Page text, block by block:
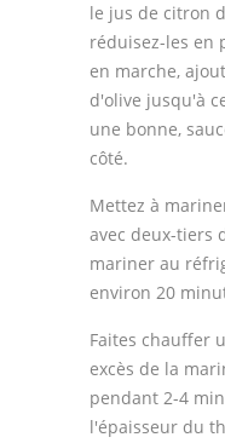
le jus de citron
réduisez-les en
en marche,
d'olive jusqu'à
une bonne,
côté.
Mettez à
avec deux-tiers
mariner au
environ 20
Faites chauffer
excès de la
pendant 2-4
l'épaisseur du